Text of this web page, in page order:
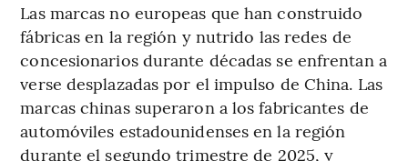
Las marcas no europeas que han construido
fábricas en la región y nutrido las redes de
concesionarios durante décadas se enfrentan a
verse desplazadas por el impulso de China. Las
marcas chinas superaron a los fabricantes de
automóviles estadounidenses en la región
durante el segundo trimestre de 2025, y